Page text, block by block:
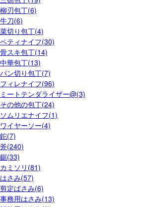
柳刃包丁(6)
牛刀(6)
菜切り包丁(4)
ペティナイフ(30)
骨スキ包丁(14)
中華包丁(13)
パン切り包丁(7)
フィレナイフ(96)
ミートテンダライザー@(3)
その他の包丁(24)
ソムリエナイフ(1)
ワイヤーソー(4)
鉈(7)
斧(240)
鋸(33)
カミソリ(81)
はさみ(57)
剪定ばさみ(6)
事務用はさみ(13)